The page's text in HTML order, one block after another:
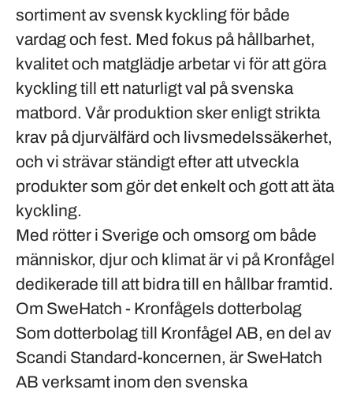
sortiment av svensk kyckling för både
vardag och fest. Med fokus på hållbarhet,
kvalitet och matglädje arbetar vi för att göra
kyckling till ett naturligt val på svenska
matbord. Vår produktion sker enligt strikta
krav på djurvälfärd och livsmedelssäkerhet,
och vi strävar ständigt efter att utveckla
produkter som gör det enkelt och gott att äta
kyckling.
Med rötter i Sverige och omsorg om både
människor, djur och klimat är vi på Kronfågel
dedikerade till att bidra till en hållbar framtid.
Om SweHatch - Kronfågels dotterbolag
Som dotterbolag till Kronfågel AB, en del av
Scandi Standard-koncernen, är SweHatch
AB verksamt inom den svenska